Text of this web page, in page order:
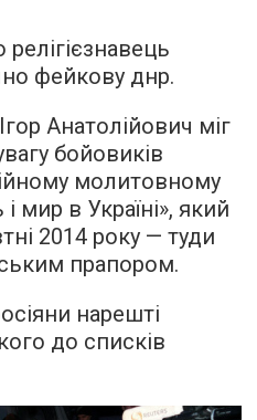
фейкову днр.
Анатолійович міг
бойовиків
молитовному
мир в Україні», який
2014 року — туди
прапором.
нарешті
до списків